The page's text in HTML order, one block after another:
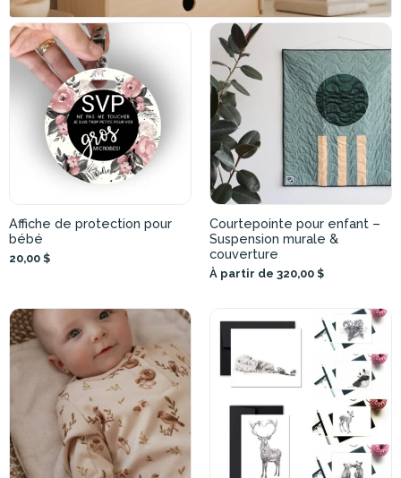
Affiche de protection pour
bébé
20,00 $
Courtepointe pour enfant –
Suspension murale &
couverture
À partir de 320,00 $